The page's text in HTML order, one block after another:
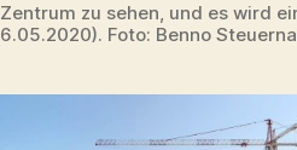
zu sehen, und es wird
Foto: Benno